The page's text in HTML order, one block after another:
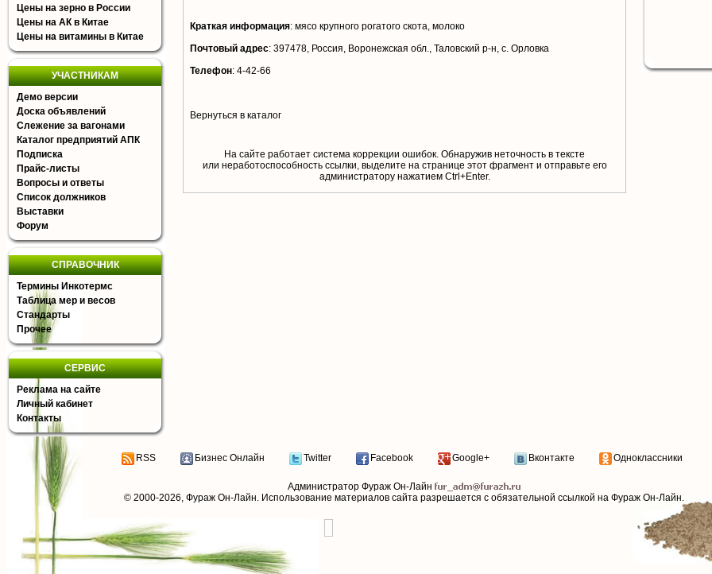
Цены на зерно в России
Цены на АК в Китае
Цены на витамины в Китае
УЧАСТНИКАМ
Демо версии
Доска объявлений
Слежение за вагонами
Каталог предприятий АПК
Подписка
Прайс-листы
Вопросы и ответы
Список должников
Выставки
Форум
СПРАВОЧНИК
Термины Инкотермс
Таблица мер и весов
Стандарты
Прочее
СЕРВИС
Реклама на сайте
Личный кабинет
Контакты
Краткая информация: мясо крупного рогатого скота, молоко
Почтовый адрес: 397478, Россия, Воронежская обл., Таловский р-н, с. Орловка
Телефон: 4-42-66
Вернуться в каталог
На сайте работает система коррекции ошибок. Обнаружив неточность в тексте
или неработоспособность ссылки, выделите на странице этот фрагмент и отправьте его
aдминистратору нажатием Ctrl+Enter.
RSS Бизнес Онлайн Twitter Facebook Google+ Вконтакте Одноклассники
Администратор Фураж Он-Лайн
© 2000-2026, Фураж Он-Лайн. Использование материалов сайта разрешается с обязательной ссылкой на Фураж Он-Лайн.